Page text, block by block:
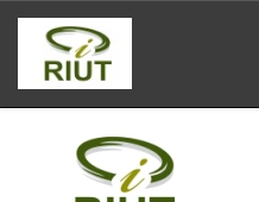
Skip
navigation